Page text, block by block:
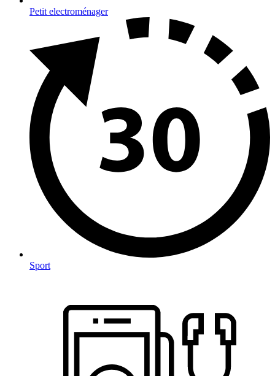
Petit electroménager
Sport